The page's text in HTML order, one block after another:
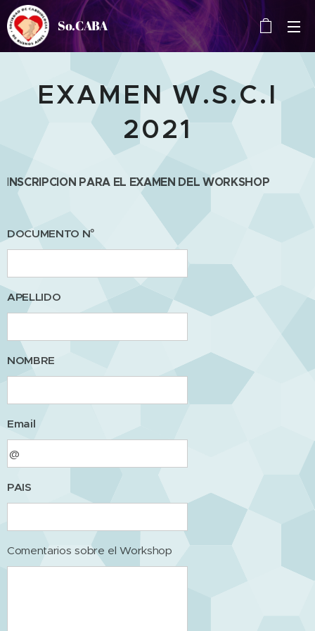
So.CABA
EXAMEN W.S.C.I
2021
INSCRIPCION PARA EL EXAMEN DEL WORKSHOP
DOCUMENTO N°
APELLIDO
NOMBRE
Email
PAIS
Comentarios sobre el Workshop